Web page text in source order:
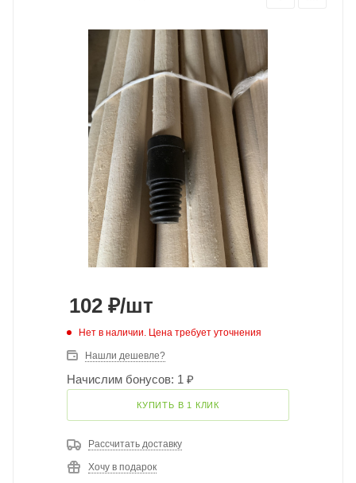
102 ₽/шт
Нет в наличии. Цена требует уточнения
Нашли дешевле?
Начислим бонусов: 1 ₽
КУПИТЬ В 1 КЛИК
Рассчитать доставку
Хочу в подарок